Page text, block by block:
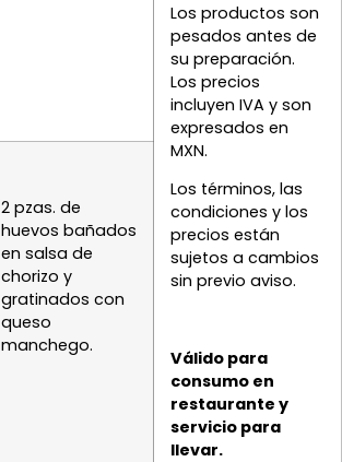
Los productos son
pesados antes de
su preparación.
Los precios
incluyen IVA y son
expresados en
MXN.
Los términos, las
condiciones y los
precios están
sujetos a cambios
sin previo aviso.
Válido para
consumo en
restaurante y
servicio para
llevar.
2 pzas. de
huevos bañados
en salsa de
chorizo y
gratinados con
queso
manchego.